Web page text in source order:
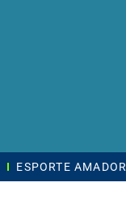
ESPORTE AMADOR